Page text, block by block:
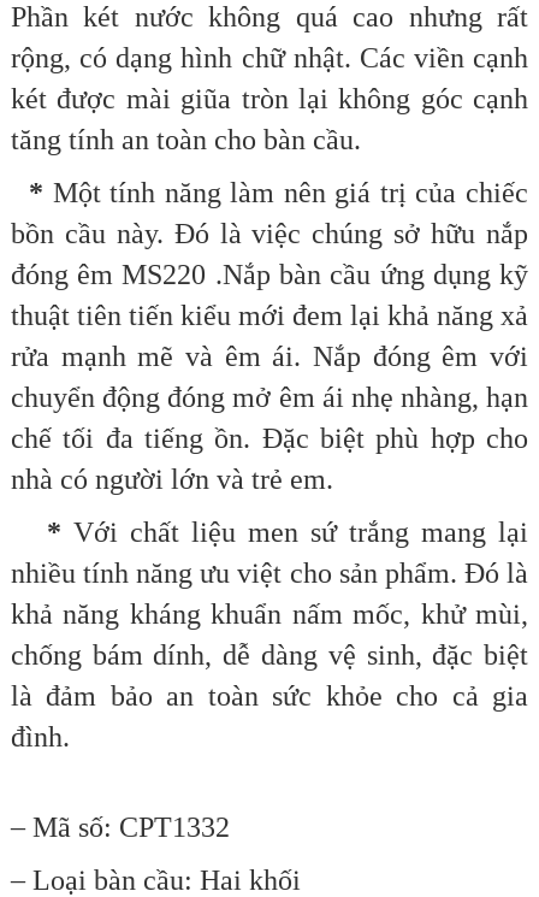
Phần két nước không quá cao nhưng rất
rộng, có dạng hình chữ nhật. Các viền cạnh
két được mài giũa tròn lại không góc cạnh
tăng tính an toàn cho bàn cầu.
* Một tính năng làm nên giá trị của chiếc
bồn cầu này. Đó là việc chúng sở hữu nắp
đóng êm MS220 .Nắp bàn cầu ứng dụng kỹ
thuật tiên tiến kiểu mới đem lại khả năng xả
rửa mạnh mẽ và êm ái. Nắp đóng êm với
chuyển động đóng mở êm ái nhẹ nhàng, hạn
chế tối đa tiếng ồn. Đặc biệt phù hợp cho
nhà có người lớn và trẻ em.
* Với chất liệu men sứ trắng mang lại
nhiều tính năng ưu việt cho sản phẩm. Đó là
khả năng kháng khuẩn nấm mốc, khử mùi,
chống bám dính, dễ dàng vệ sinh, đặc biệt
là đảm bảo an toàn sức khỏe cho cả gia
đình.
– Mã số: CPT1332
– Loại bàn cầu: Hai khối